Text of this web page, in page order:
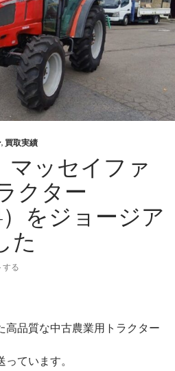
, 買取実績
マッセイファ
クター
）をジョージア
た
する
高品質な中古農業用トラクター
ています。